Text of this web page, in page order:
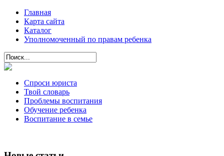
Главная
Карта сайта
Каталог
Уполномоченный по правам ребенка
Спроси юриста
Твой словарь
Проблемы воспитания
Обучение ребенка
Воспитание в семье